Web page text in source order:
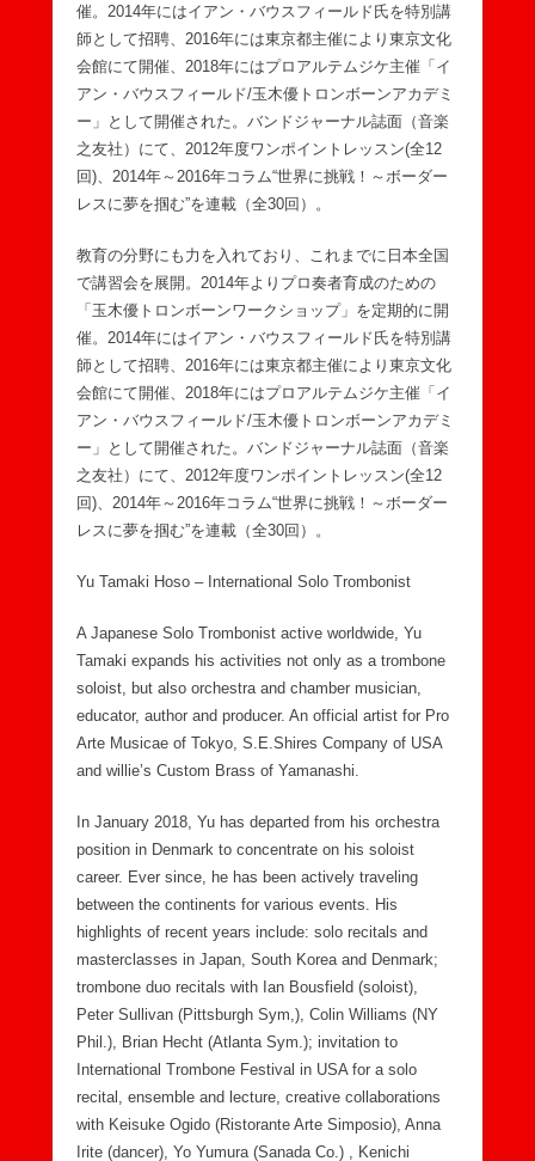
催。2014年にはイアン・バウスフィールド氏を特別講
師として招聘、2016年には東京都主催により東京文化
会館にて開催、2018年にはプロアルテムジケ主催「イ
アン・バウスフィールド/玉木優トロンボーンアカデミ
ー」として開催された。バンドジャーナル誌面（音楽
之友社）にて、2012年度ワンポイントレッスン(全12
回)、2014年～2016年コラム“世界に挑戦！～ボーダー
レスに夢を掴む”を連載（全30回）。
教育の分野にも力を入れており、これまでに日本全国
で講習会を展開。2014年よりプロ奏者育成のための
「玉木優トロンボーンワークショップ」を定期的に開
催。2014年にはイアン・バウスフィールド氏を特別講
師として招聘、2016年には東京都主催により東京文化
会館にて開催、2018年にはプロアルテムジケ主催「イ
アン・バウスフィールド/玉木優トロンボーンアカデミ
ー」として開催された。バンドジャーナル誌面（音楽
之友社）にて、2012年度ワンポイントレッスン(全12
回)、2014年～2016年コラム“世界に挑戦！～ボーダー
レスに夢を掴む”を連載（全30回）。
Yu Tamaki Hoso – International Solo Trombonist
A Japanese Solo Trombonist active worldwide, Yu
Tamaki expands his activities not only as a trombone
soloist, but also orchestra and chamber musician,
educator, author and producer. An official artist for Pro
Arte Musicae of Tokyo, S.E.Shires Company of USA
and willie’s Custom Brass of Yamanashi.
In January 2018, Yu has departed from his orchestra
position in Denmark to concentrate on his soloist
career. Ever since, he has been actively traveling
between the continents for various events. His
highlights of recent years include: solo recitals and
masterclasses in Japan, South Korea and Denmark;
trombone duo recitals with Ian Bousfield (soloist),
Peter Sullivan (Pittsburgh Sym,), Colin Williams (NY
Phil.), Brian Hecht (Atlanta Sym.); invitation to
International Trombone Festival in USA for a solo
recital, ensemble and lecture, creative collaborations
with Keisuke Ogido (Ristorante Arte Simposio), Anna
Irite (dancer), Yo Yumura (Sanada Co.) , Kenichi